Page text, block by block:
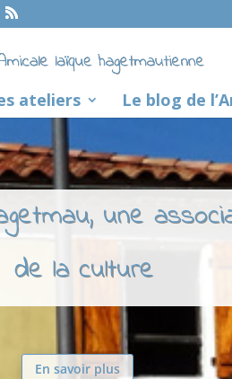
ateliers Le blog de
une
de la culture
En savoir plus